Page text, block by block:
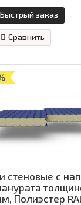
Быстрый заказ
Сравнить
стеновые с
Полиэстер